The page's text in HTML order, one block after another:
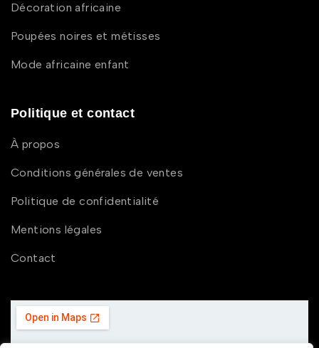
Décoration africaine
Poupées noires et métisses
Mode africaine enfant
Politique et contact
À propos
Conditions générales de ventes
Politique de confidentialité
Mentions légales
Contact